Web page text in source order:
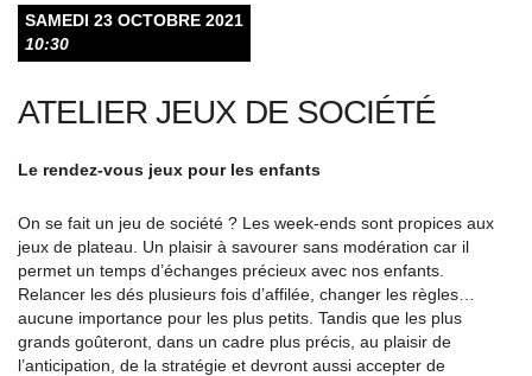
SAMEDI 23 OCTOBRE 2021
10:30
ATELIER JEUX DE SOCIÉTÉ
Le rendez-vous jeux pour les enfants
On se fait un jeu de société ? Les week-ends sont propices aux
jeux de plateau. Un plaisir à savourer sans modération car il
permet un temps d’échanges précieux avec nos enfants.
Relancer les dés plusieurs fois d’affilée, changer les règles…
aucune importance pour les plus petits. Tandis que les plus
grands goûteront, dans un cadre plus précis, au plaisir de
l’anticipation, de la stratégie et devront aussi accepter de